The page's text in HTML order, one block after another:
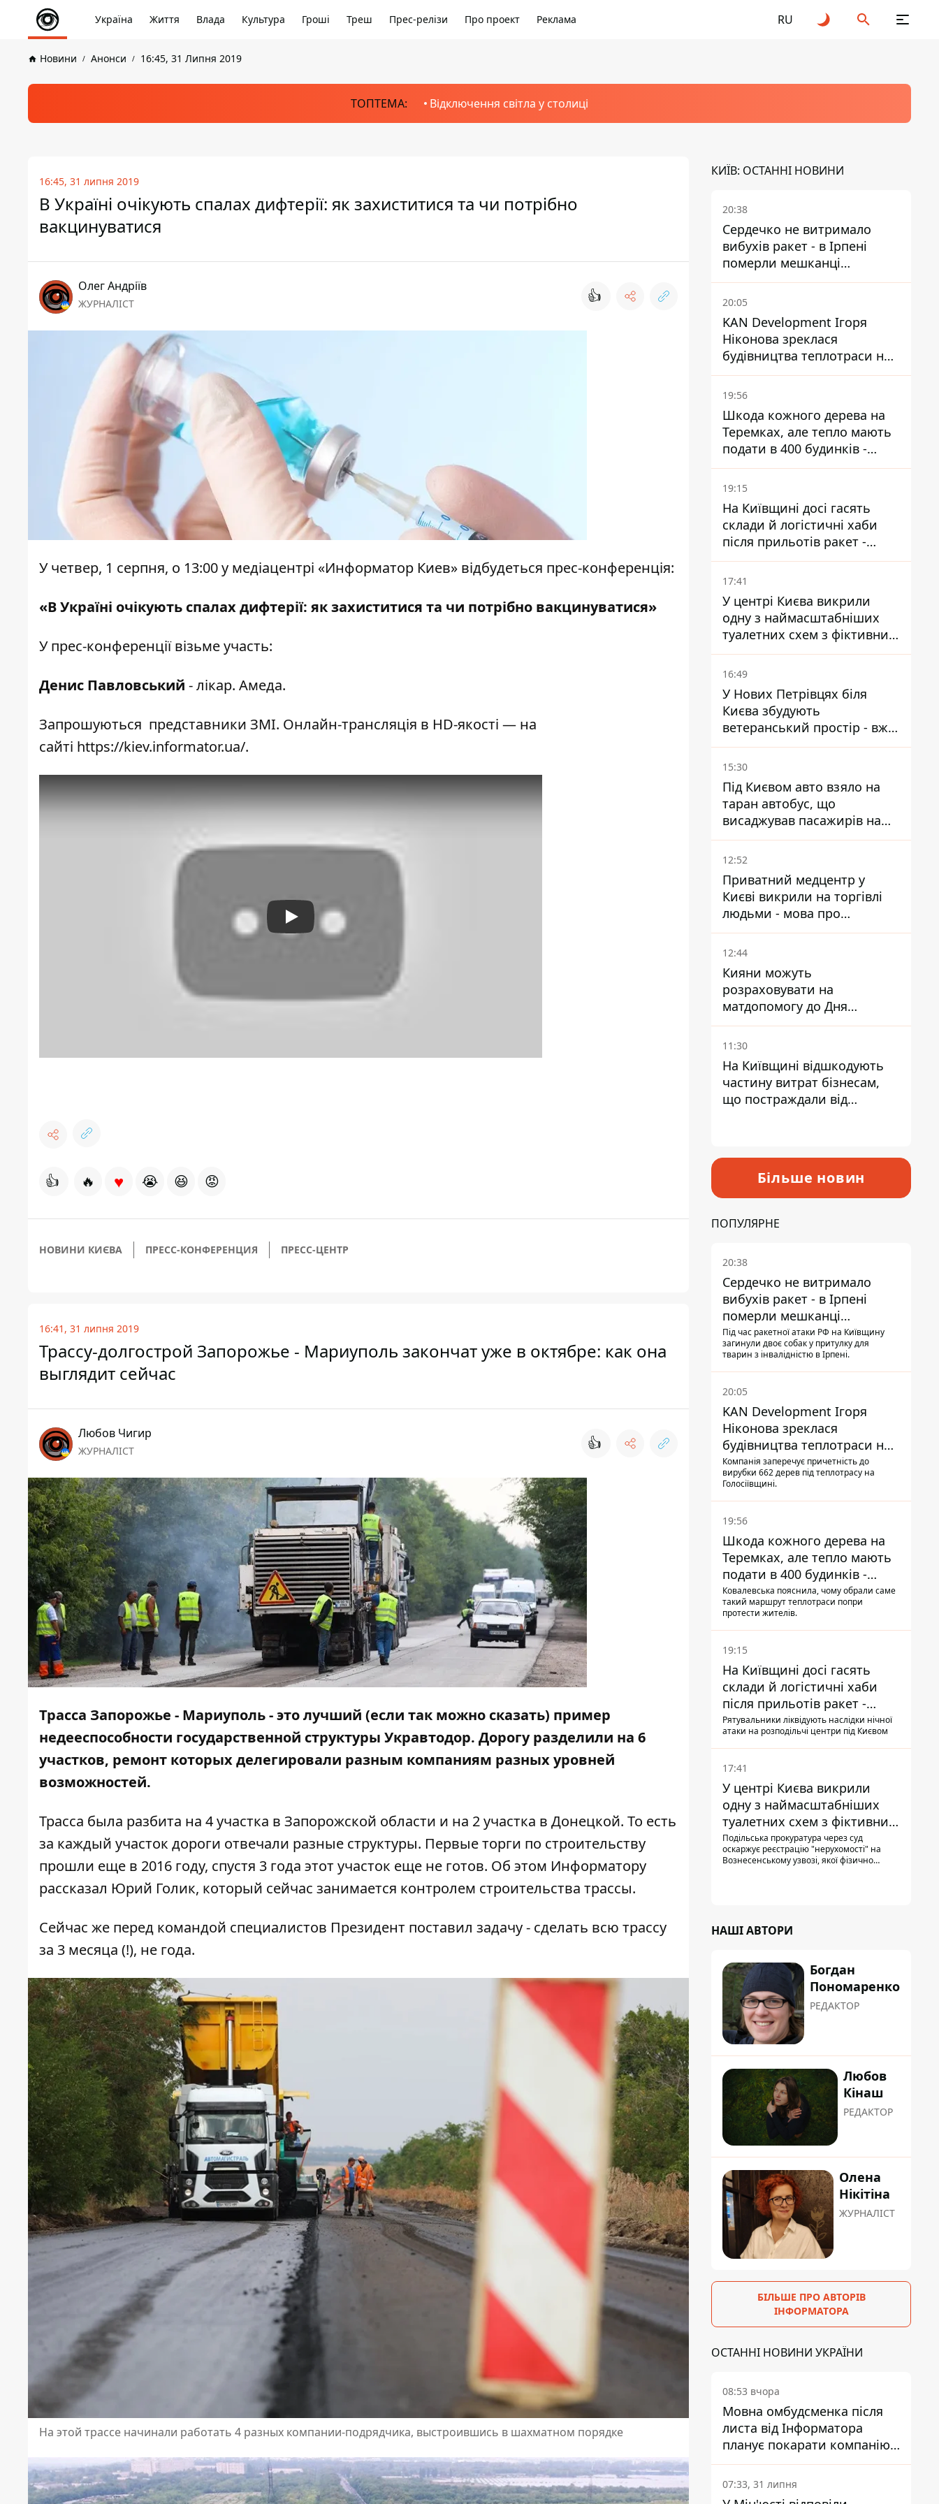
Україна Життя Влада Культура Гроші Треш Прес-релізи Про проект Реклама RU
Новини Анонси 16:45, 31 Липня 2019
ТОПТЕМА: Відключення світла у столиці
16:45, 31 липня 2019
В Україні очікують спалах дифтерії: як захиститися та чи потрібно
вакцинуватися
Олег Андріїв
ЖУРНАЛІСТ 👍
У четвер, 1 серпня, о 13:00 у медіацентрі «Информатор Киев» відбудеться прес-конференція:
«В Україні очікують спалах дифтерії: як захиститися та чи потрібно вакцинуватися»
У прес-конференції візьме участь:
Денис Павловський - лікар. Амеда.
Запрошуються представники ЗМІ. Онлайн-трансляція в HD-якості — на
сайті https://kiev.informator.ua/.
Play
👍 🔥 ♥ 😭 😆 😡
НОВИНИ КИЄВА ПРЕСС-КОНФЕРЕНЦИЯ ПРЕСС-ЦЕНТР
16:41, 31 липня 2019
Трассу-долгострой Запорожье - Мариуполь закончат уже в октябре: как она
выглядит сейчас
Любов Чигир
ЖУРНАЛІСТ 👍
Трасса Запорожье - Мариуполь - это лучший (если так можно сказать) пример
недееспособности государственной структуры Укравтодор. Дорогу разделили на 6
участков, ремонт которых делегировали разным компаниям разных уровней
возможностей.
Трасса была разбита на 4 участка в Запорожской области и на 2 участка в Донецкой. То есть
за каждый участок дороги отвечали разные структуры. Первые торги по строительству
прошли еще в 2016 году, спустя 3 года этот участок еще не готов. Об этом Информатору
рассказал Юрий Голик, который сейчас занимается контролем строительства трассы.
Сейчас же перед командой специалистов Президент поставил задачу - сделать всю трассу
за 3 месяца (!), не года.
На этой трассе начинали работать 4 разных компании-подрядчика, выстроившись в шахматном порядке
КИЇВ: ОСТАННІ НОВИНИ
20:38
Сердечко не витримало
вибухів ракет - в Ірпені
померли мешканці
притулку для собак з
інвалідністю
20:05
KAN Development Ігоря
Ніконова зреклася
будівництва теплотраси на
Теремках
19:56
Шкода кожного дерева на
Теремках, але тепло мають
подати в 400 будинків -
депутатка Київради
19:15
На Київщині досі гасять
склади й логістичні хаби
після прильотів ракет -
ДСНС
17:41
У центрі Києва викрили
одну з наймасштабніших
туалетних схем з фіктивним
будинком
16:49
У Нових Петрівцях біля
Києва збудують
ветеранський простір - вже
знайшли проєктанта
15:30
Під Києвом авто взяло на
таран автобус, що
висаджував пасажирів на
зупинці - пасажирка в
лікарні
12:52
Приватний медцентр у
Києві викрили на торгівлі
людьми - мова про
сурогатне материнство
12:44
Кияни можуть
розраховувати на
матдопомогу до Дня
незалежності - кому її
дадуть
11:30
На Київщині відшкодують
частину витрат бізнесам,
що постраждали від
Більше новин
ПОПУЛЯРНЕ
20:38
Сердечко не витримало
вибухів ракет - в Ірпені
померли мешканці
притулку для собак з
інвалідністю
Під час ракетної атаки РФ на Київщину
загинули двоє собак у притулку для
тварин з інвалідністю в Ірпені.
20:05
KAN Development Ігоря
Ніконова зреклася
будівництва теплотраси на
Теремках
Компанія заперечує причетність до
вирубки 662 дерев під теплотрасу на
Голосіївщині.
19:56
Шкода кожного дерева на
Теремках, але тепло мають
подати в 400 будинків -
депутатка Київради
Ковалевська пояснила, чому обрали саме
такий маршрут теплотраси попри
протести жителів.
19:15
На Київщині досі гасять
склади й логістичні хаби
після прильотів ракет -
ДСНС
Рятувальники ліквідують наслідки нічної
атаки на розподільчі центри під Києвом
17:41
У центрі Києва викрили
одну з наймасштабніших
туалетних схем з фіктивним
будинком
Подільська прокуратура через суд
оскаржує реєстрацію "нерухомості" на
Вознесенському узвозі, якої фізично
НАШІ АВТОРИ
Богдан
Пономаренко
РЕДАКТОР
Любов
Кінаш
РЕДАКТОР
Олена
Нікітіна
ЖУРНАЛІСТ
БІЛЬШЕ ПРО АВТОРІВ
ІНФОРМАТОРА
ОСТАННІ НОВИНИ УКРАЇНИ
08:53 вчора
Мовна омбудсменка після
листа від Інформатора
планує покарати компанію-
підрядника ПриватБанку
07:33, 31 липня